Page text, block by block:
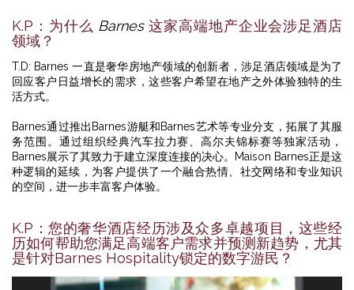
K.P：为什么 Barnes这家高端地产企业会涉足酒店
领域？
T.D: Barnes 一直是奢华房地产领域的创新者，涉足酒店领域是为了
回应客户日益增长的需求，这些客户希望在地产之外体验独特的生
活方式。
Barnes通过推出Barnes游艇和Barnes艺术等专业分支，拓展了其服
务范围。通过组织经典汽车拉力赛、高尔夫锦标赛等独家活动，
Barnes展示了其致力于建立深度连接的决心。Maison Barnes正是这
种逻辑的延续，为客户提供了一个融合热情、社交网络和专业知识
的空间，进一步丰富客户体验。
K.P：您的奢华酒店经历涉及众多卓越项目，这些经
历如何帮助您满足高端客户需求并预测新趋势，尤其
是针对Barnes Hospitality锁定的数字游民？